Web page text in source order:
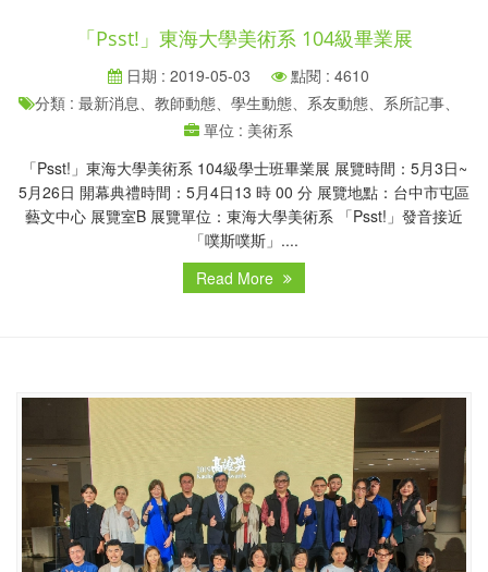
「Psst!」東海大學美術系 104級畢業展
日期 : 2019-05-03
點閱 : 4610
分類 : 最新消息、教師動態、學生動態、系友動態、系所記事、
單位 : 美術系
「Psst!」東海大學美術系 104級學士班畢業展 展覽時間：5月3日~
5月26日 開幕典禮時間：5月4日13 時 00 分 展覽地點：台中市屯區
藝文中心 展覽室B 展覽單位：東海大學美術系 「Psst!」發音接近
「噗斯噗斯」....
Read More